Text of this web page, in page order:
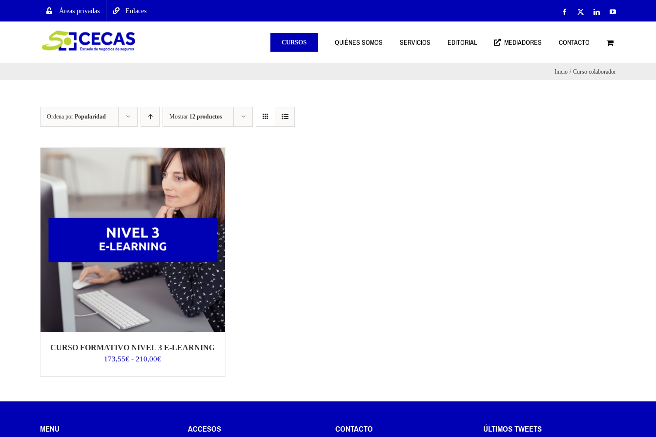
Áreas privadas Enlaces Facebook LinkedInYouTube
CURSOS QUIÉNES SOMOS SERVICIOS EDITORIAL MEDIADORES CONTACTO
Inicio Curso colaborador
Ordena por Popularidad Mostrar 12 productos
CURSO FORMATIVO NIVEL 3 E-LEARNING
173,55€ - 210,00€Rango
173,55€
MENU ACCESOS CONTACTO ÚLTIMOS TWEETS